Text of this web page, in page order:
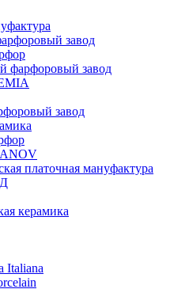
завод
фарфоровый завод
завод
платочная мануфактура
керамика
Italiana